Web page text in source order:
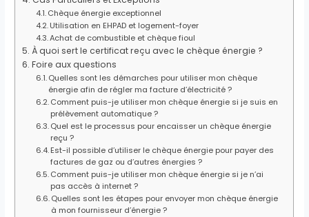
Chèque énergie exceptionnel
Utilisation en EHPAD et logement-foyer
Achat de combustible et chèque fioul
À quoi sert le certificat reçu avec le chèque énergie ?
Foire aux questions
Quelles sont les démarches pour utiliser mon chèque
énergie afin de régler ma facture d’électricité ?
Comment puis-je utiliser mon chèque énergie si je suis en
prélèvement automatique ?
Quel est le processus pour encaisser un chèque énergie
reçu ?
Est-il possible d’utiliser le chèque énergie pour payer des
factures de gaz ou d’autres énergies ?
Comment puis-je utiliser mon chèque énergie si je n’ai
pas accès à internet ?
Quelles sont les étapes pour envoyer mon chèque énergie
à mon fournisseur d’énergie ?